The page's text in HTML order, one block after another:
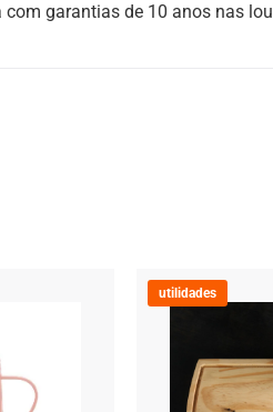
com garantias de 10 anos nas
utilidades